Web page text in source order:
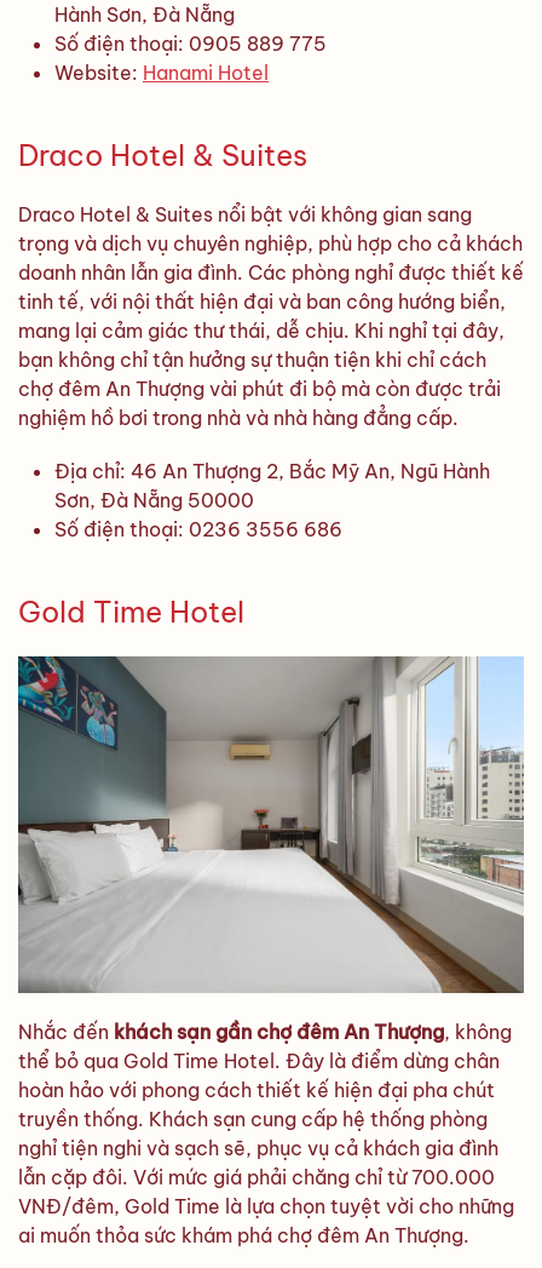
Hành Sơn, Đà Nẵng
Số điện thoại: 0905 889 775
Website: Hanami Hotel
Draco Hotel & Suites
Draco Hotel & Suites nổi bật với không gian sang
trọng và dịch vụ chuyên nghiệp, phù hợp cho cả khách
doanh nhân lẫn gia đình. Các phòng nghỉ được thiết kế
tinh tế, với nội thất hiện đại và ban công hướng biển,
mang lại cảm giác thư thái, dễ chịu. Khi nghỉ tại đây,
bạn không chỉ tận hưởng sự thuận tiện khi chỉ cách
chợ đêm An Thượng vài phút đi bộ mà còn được trải
nghiệm hồ bơi trong nhà và nhà hàng đẳng cấp.
Địa chỉ: 46 An Thượng 2, Bắc Mỹ An, Ngũ Hành
Sơn, Đà Nẵng 50000
Số điện thoại: 0236 3556 686
Gold Time Hotel
Nhắc đến khách sạn gần chợ đêm An Thượng, không
thể bỏ qua Gold Time Hotel. Đây là điểm dừng chân
hoàn hảo với phong cách thiết kế hiện đại pha chút
truyền thống. Khách sạn cung cấp hệ thống phòng
nghỉ tiện nghi và sạch sẽ, phục vụ cả khách gia đình
lẫn cặp đôi. Với mức giá phải chăng chỉ từ 700.000
VNĐ/đêm, Gold Time là lựa chọn tuyệt vời cho những
ai muốn thỏa sức khám phá chợ đêm An Thượng.